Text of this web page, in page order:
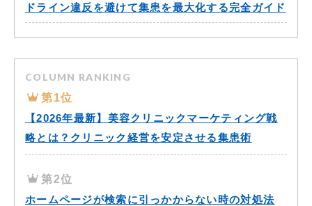
ドライン違反を避けて集患を最大化する完全ガイド
COLUMN RANKING
第1位
【2026年最新】美容クリニックマーケティング戦
略とは？クリニック経営を安定させる集患術
第2位
ホームページが検索に引っかからない時の対処法